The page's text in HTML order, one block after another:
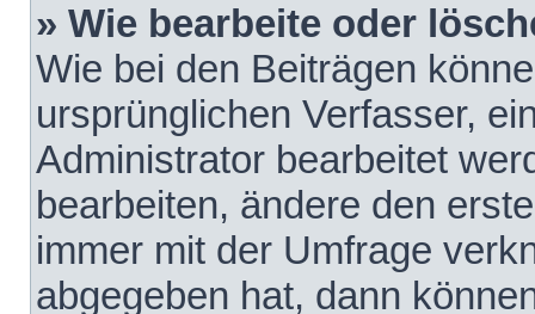
» Wie bearbeite oder
Wie bei den Beiträgen
ursprünglichen Verfasser,
Administrator bearbeitet
bearbeiten, ändere den
immer mit der Umfrage
abgegeben hat, dann